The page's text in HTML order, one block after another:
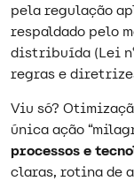
pela regulação
respaldado pelo
distribuída (Lei
regras e
Viu só?
única ação
processos e
claras, rotina de